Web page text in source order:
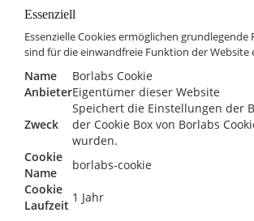
Essenziell
Essenzielle Cookies ermöglichen
sind für die einwandfreie Funktion der Website
Name
Borlabs Cookie
AnbieterEigentümer dieser Website
Zweck
Speichert die Einstellungen der
der Cookie Box von Borlabs
wurden.
Cookie
Name
borlabs-cookie
Cookie
Laufzeit
1 Jahr